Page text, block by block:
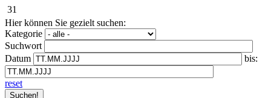
31
Hier können Sie gezielt suchen:
Kategorie
Suchwort
Datum
bis:
reset